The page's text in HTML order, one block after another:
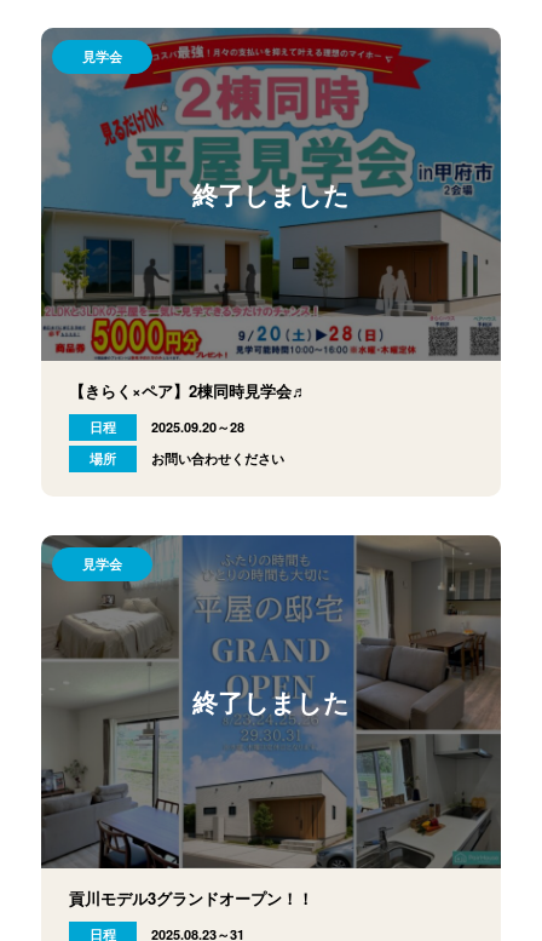
終了しました
見学会
【きらく×ペア】2棟同時見学会♬
日程
2025.09.20～28
場所
お問い合わせください
終了しました
見学会
貢川モデル3グランドオープン！！
日程 2025.08.23～31